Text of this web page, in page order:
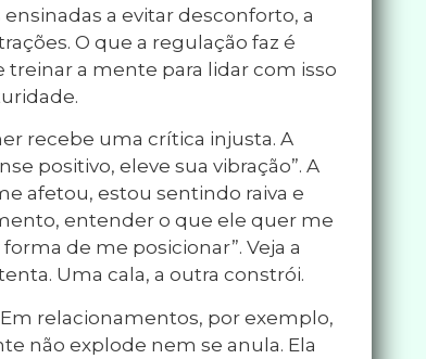
a evitar desconforto, a
O que a regulação faz é
a mente para lidar com isso
recebe uma crítica injusta. A
positivo, eleve sua vibração”. A
afetou, estou sentindo raiva e
entender o que ele quer me
de me posicionar”. Veja a
Uma cala, a outra constrói.
Em relacionamentos, por exemplo,
não explode nem se anula. Ela